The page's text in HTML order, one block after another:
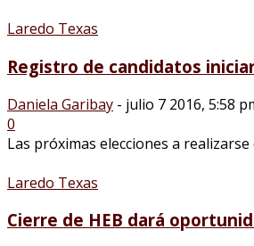
Laredo Texas
Registro de candidatos
Daniela Garibay - julio 7 2016, 5:58
0
Las próximas elecciones a
Laredo Texas
Cierre de HEB dará